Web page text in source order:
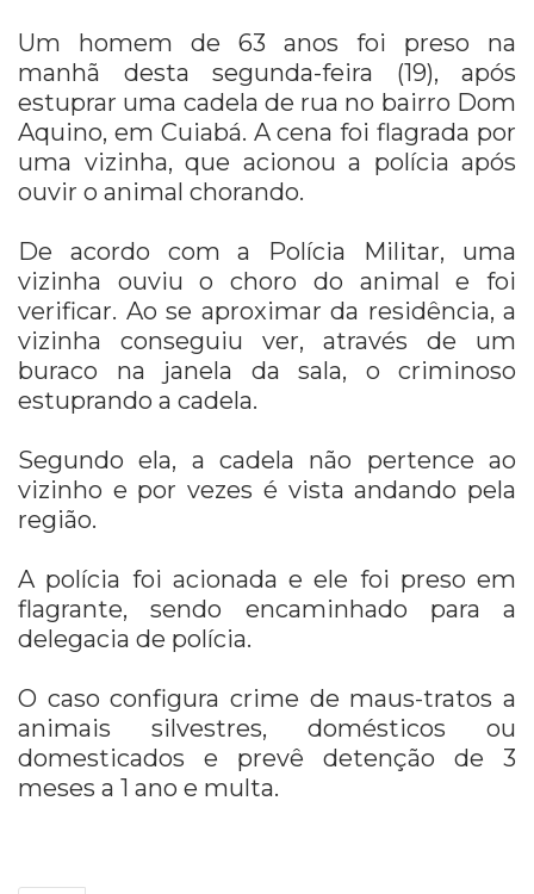
Um homem de 63 anos foi preso na
manhã desta segunda-feira (19), após
estuprar uma cadela de rua no bairro Dom
Aquino, em Cuiabá. A cena foi flagrada por
uma vizinha, que acionou a polícia após
ouvir o animal chorando.
De acordo com a Polícia Militar, uma
vizinha ouviu o choro do animal e foi
verificar. Ao se aproximar da residência, a
vizinha conseguiu ver, através de um
buraco na janela da sala, o criminoso
estuprando a cadela.
Segundo ela, a cadela não pertence ao
vizinho e por vezes é vista andando pela
região.
A polícia foi acionada e ele foi preso em
flagrante, sendo encaminhado para a
delegacia de polícia.
O caso configura crime de maus-tratos a
animais silvestres, domésticos ou
domesticados e prevê detenção de 3
meses a 1 ano e multa.